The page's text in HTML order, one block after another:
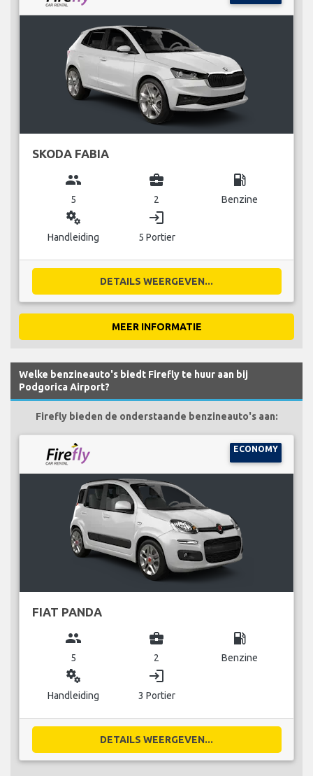
SKODA FABIA
group
5
business_center
2
local_gas_station
Benzine
miscellaneous_services
Handleiding
login
5 Portier
DETAILS WEERGEVEN...
MEER INFORMATIE
Welke benzineauto's biedt Firefly te huur aan bij
Podgorica Airport?
Firefly bieden de onderstaande benzineauto's aan:
ECONOMY
FIAT PANDA
group
5
business_center
2
local_gas_station
Benzine
miscellaneous_services
Handleiding
login
3 Portier
DETAILS WEERGEVEN...